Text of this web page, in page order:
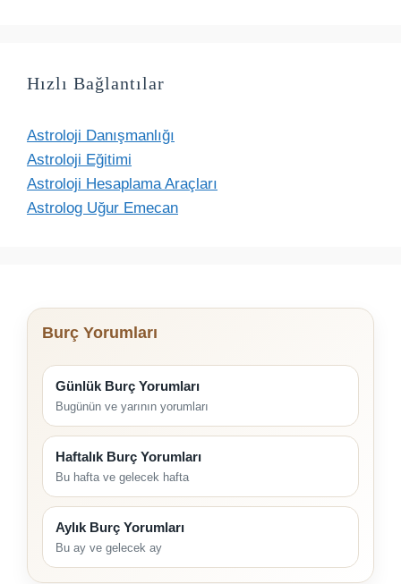
Hızlı Bağlantılar
Astroloji Danışmanlığı
Astroloji Eğitimi
Astroloji Hesaplama Araçları
Astrolog Uğur Emecan
Burç Yorumları
Günlük Burç Yorumları
Bugünün ve yarının yorumları
Haftalık Burç Yorumları
Bu hafta ve gelecek hafta
Aylık Burç Yorumları
Bu ay ve gelecek ay